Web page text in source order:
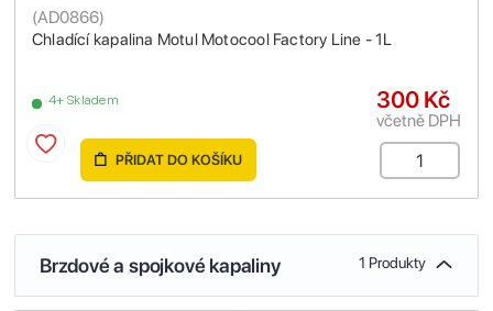
Chladící kapalina Motul Motocool Factory Line - 1L
(AD0866)
4+ Skladem 300 Kč
včetně DPH
PŘIDAT DO KOŠÍKU
Brzdové a spojkové kapaliny 1 Produkty